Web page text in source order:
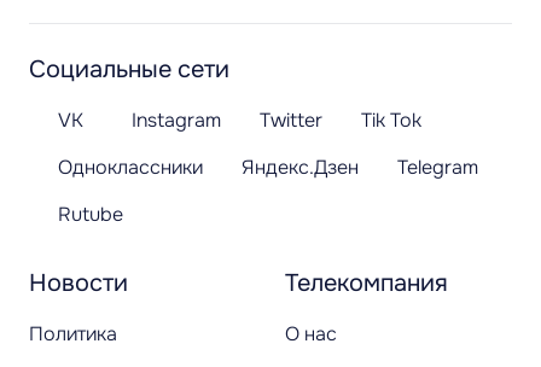
Новости
Политика
Телекомпания
О нас
Социальные сети
VK Instagram Twitter
Tik Tok
Одноклассники
Яндекс.Дзен
Telegram
Rutube